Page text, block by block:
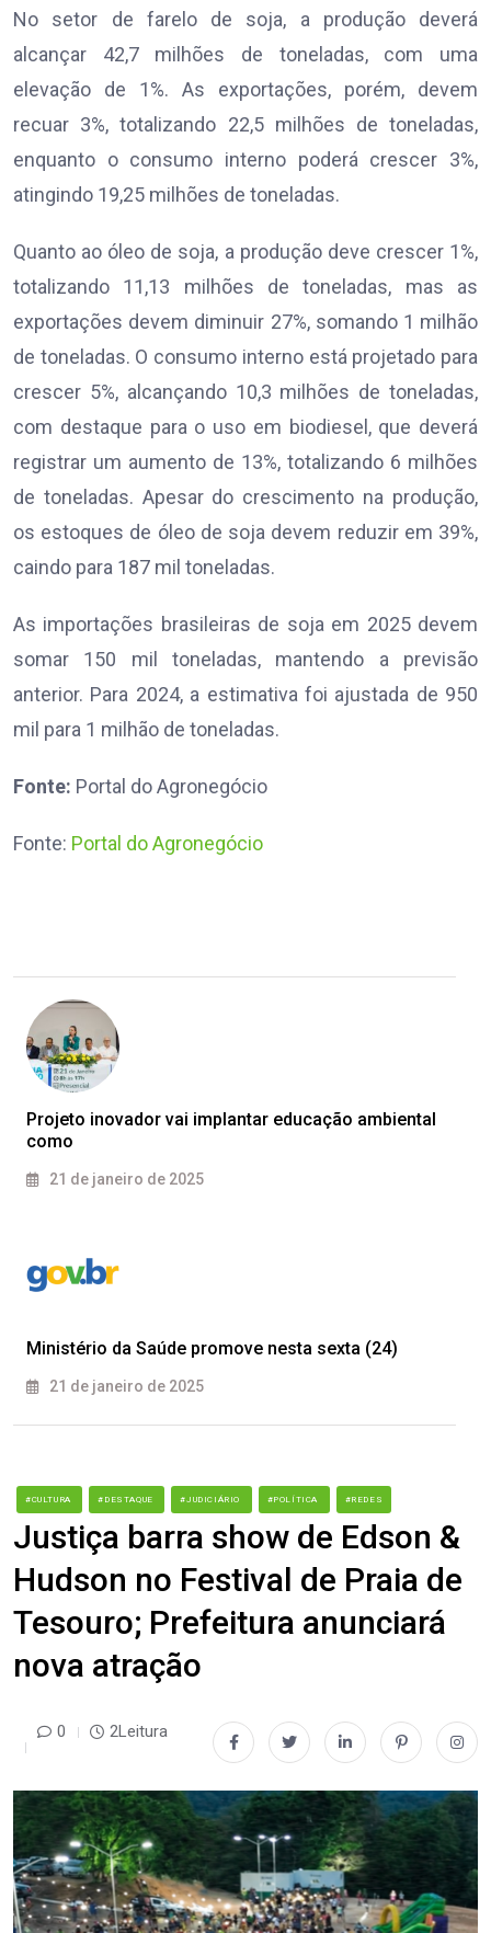
No setor de farelo de soja, a produção deverá
alcançar 42,7 milhões de toneladas, com uma
elevação de 1%. As exportações, porém, devem
recuar 3%, totalizando 22,5 milhões de toneladas,
enquanto o consumo interno poderá crescer 3%,
atingindo 19,25 milhões de toneladas.
Quanto ao óleo de soja, a produção deve crescer 1%,
totalizando 11,13 milhões de toneladas, mas as
exportações devem diminuir 27%, somando 1 milhão
de toneladas. O consumo interno está projetado para
crescer 5%, alcançando 10,3 milhões de toneladas,
com destaque para o uso em biodiesel, que deverá
registrar um aumento de 13%, totalizando 6 milhões
de toneladas. Apesar do crescimento na produção,
os estoques de óleo de soja devem reduzir em 39%,
caindo para 187 mil toneladas.
As importações brasileiras de soja em 2025 devem
somar 150 mil toneladas, mantendo a previsão
anterior. Para 2024, a estimativa foi ajustada de 950
mil para 1 milhão de toneladas.
Fonte: Portal do Agronegócio
Fonte: Portal do Agronegócio
Projeto inovador vai implantar educação ambiental
como
21 de janeiro de 2025
Ministério da Saúde promove nesta sexta (24)
21 de janeiro de 2025
#CULTURA #DESTAQUE #JUDICIÁRIO #POLÍTICA #REDES
Justiça barra show de Edson &
Hudson no Festival de Praia de
Tesouro; Prefeitura anunciará
nova atração
0 2Leitura